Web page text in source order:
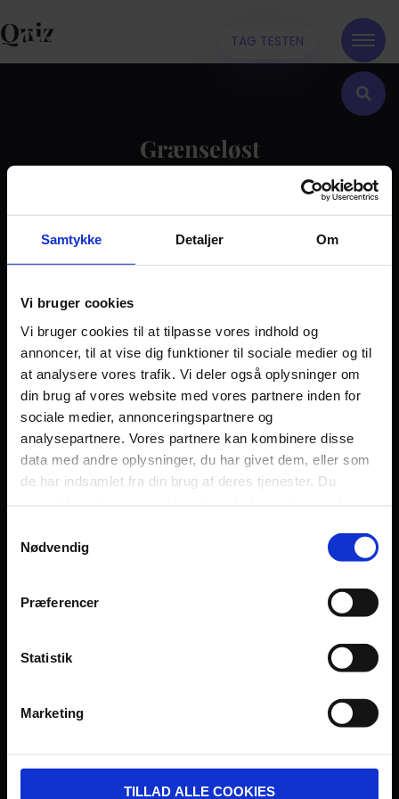
Samtykke Detaljer Om
Vi bruger cookies
Vi bruger cookies til at tilpasse vores indhold og
annoncer, til at vise dig funktioner til sociale medier og til
at analysere vores trafik. Vi deler også oplysninger om
din brug af vores website med vores partnere inden for
sociale medier, annonceringspartnere og
analysepartnere. Vores partnere kan kombinere disse
data med andre oplysninger, du har givet dem, eller som
de har indsamlet fra din brug af deres tjenester. Du
Nødvendig
Præferencer
Statistik
Marketing
TILLAD ALLE COOKIES
TAG TESTEN
Quiz
Grænseløst
Kontakt
Dilemma
Stories & Viden
Pårørende
Find støtte
Om os
Persondatapolitik
Fagområde